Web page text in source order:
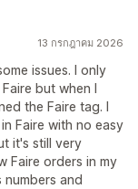
13 กรกฎาคม 2026
issues. I only
but when I
the Faire tag. I
Faire with no easy
it's still very
Faire orders in my
and